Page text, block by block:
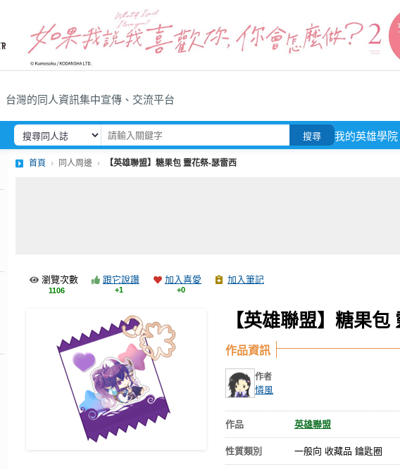
台灣的同人資訊集中宣傳、交流平台
搜尋 我的英雄學院
首頁 同人周邊 【英雄聯盟】糖果包 靈花祭-瑟雷西
瀏覽次數
1106
跟它說讚
+1
加入喜愛
+0
加入筆記
【英雄聯盟】糖果
作品資訊
作者
憐風
作品 英雄聯盟
性質類別 一般向 收藏品 鑰匙圈